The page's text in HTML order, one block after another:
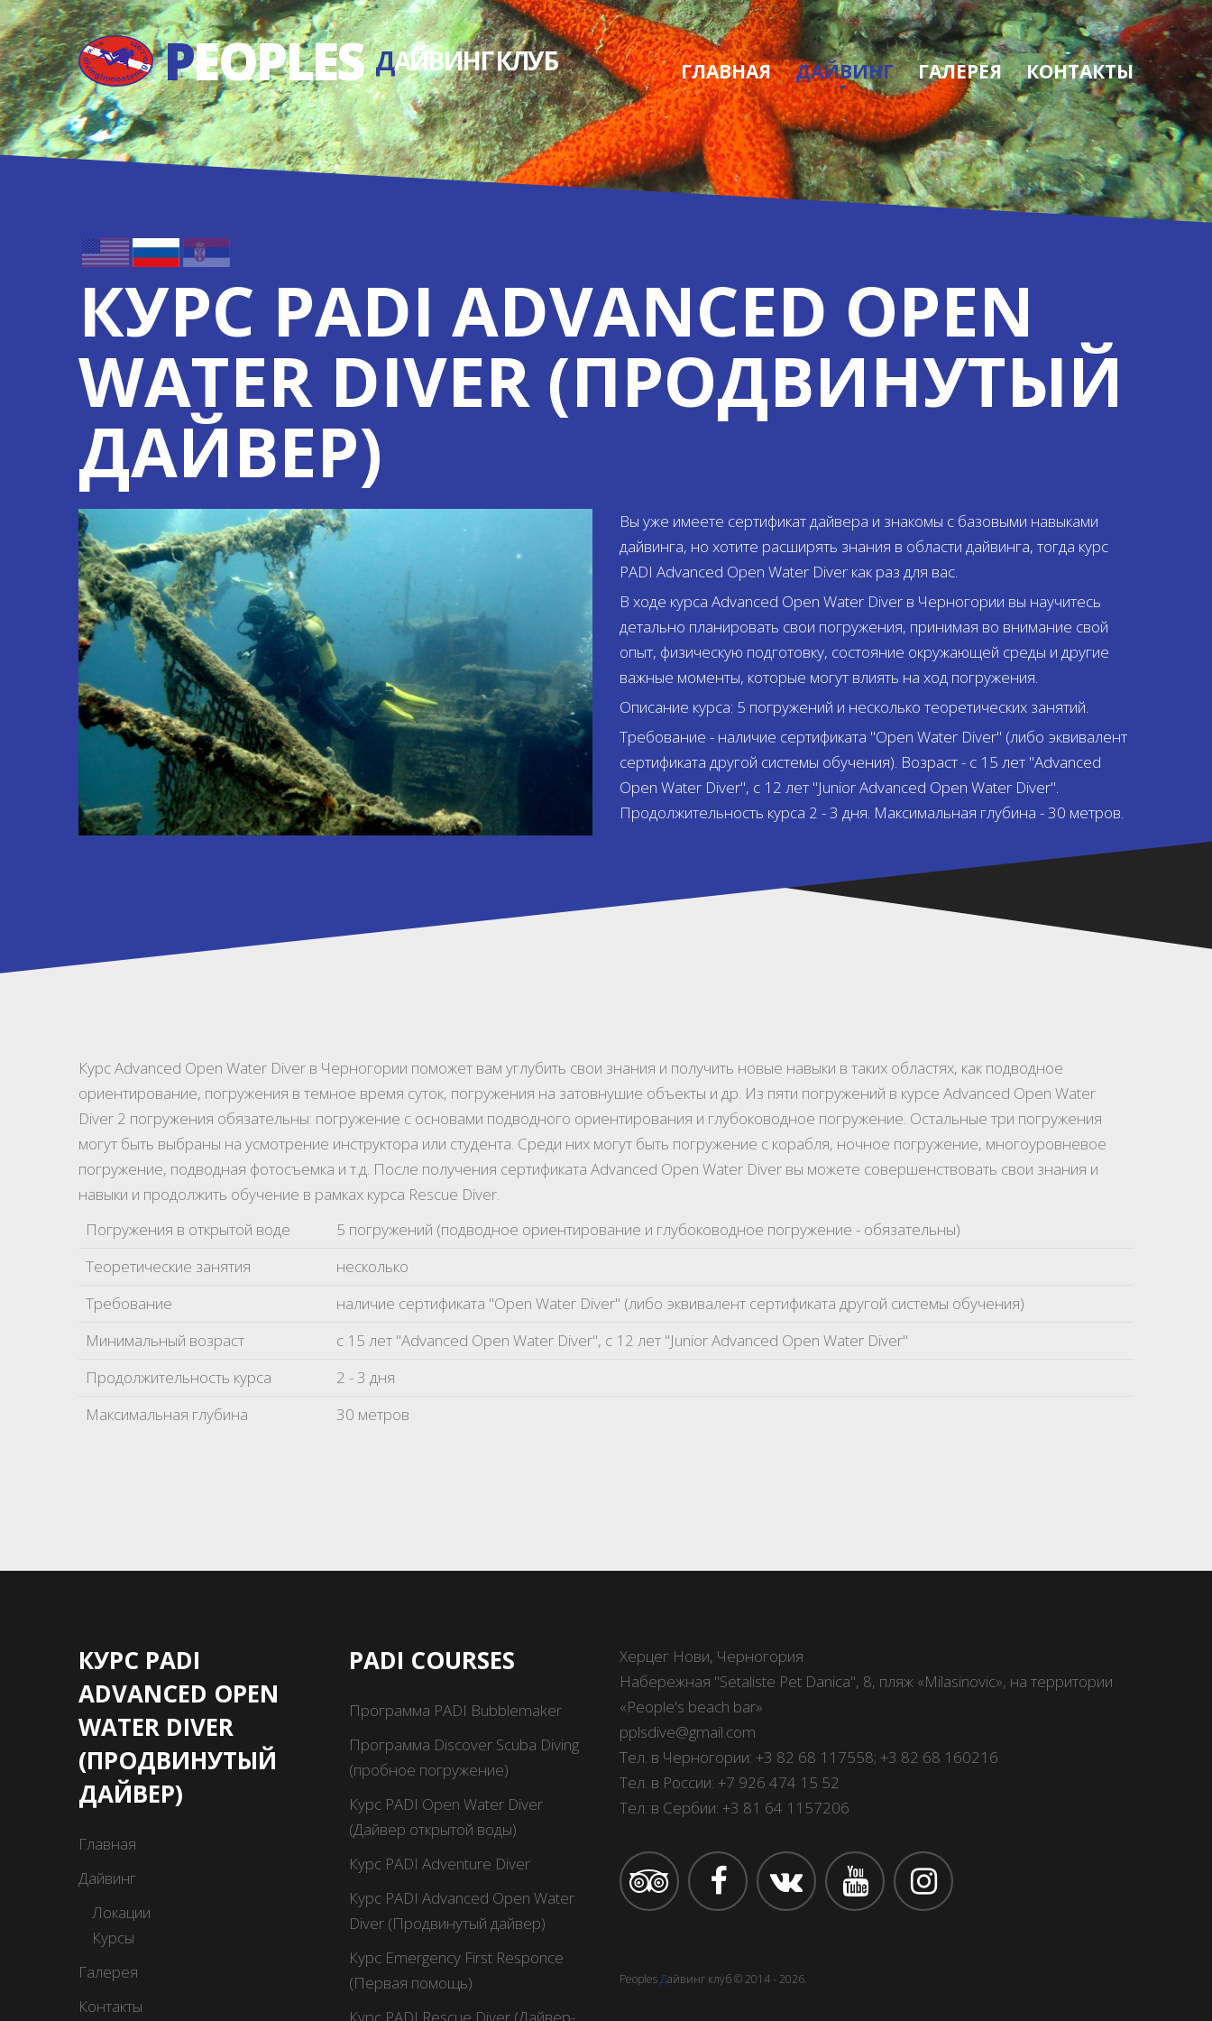
PEOPLES ДАЙВИНГ КЛУБ ГЛАВНАЯ ДАЙВИНГ ГАЛЕРЕЯ КОНТАКТЫ
КУРС PADI ADVANCED OPEN
WATER DIVER (ПРОДВИНУТЫЙ
ДАЙВЕР)
Вы уже имеете сертификат дайвера и знакомы с базовыми навыками
дайвинга, но хотите расширять знания в области дайвинга, тогда курс
PADI Advanced Open Water Diver как раз для вас.
В ходе курса Advanced Open Water Diver в Черногории вы научитесь
детально планировать свои погружения, принимая во внимание свой
опыт, физическую подготовку, состояние окружающей среды и другие
важные моменты, которые могут влиять на ход погружения.
Описание курса: 5 погружений и несколько теоретических занятий.
Требование - наличие сертификата "Open Water Diver" (либо эквивалент
сертификата другой системы обучения). Возраст - с 15 лет "Advanced
Open Water Diver", с 12 лет "Junior Advanced Open Water Diver".
Продолжительность курса 2 - 3 дня. Максимальная глубина - 30 метров.
Курс Advanced Open Water Diver в Черногории поможет вам углубить свои знания и получить новые навыки в таких областях, как подводное
ориентирование, погружения в темное время суток, погружения на затовнушие объекты и др. Из пяти погружений в курсе Advanced Open Water
Diver 2 погружения обязательны: погружение с основами подводного ориентирования и глубоководное погружение. Остальные три погружения
могут быть выбраны на усмотрение инструктора или студента. Среди них могут быть погружение с корабля, ночное погружение, многоуровневое
погружение, подводная фотосъемка и т.д. После получения сертификата Advanced Open Water Diver вы можете совершенствовать свои знания и
навыки и продолжить обучение в рамках курса Rescue Diver.
Погружения в открытой воде
5 погружений (подводное ориентирование и глубоководное погружение - обязательны)
Теоретические занятия
несколько
Требование
наличие сертификата "Open Water Diver" (либо эквивалент сертификата другой системы обучения)
Минимальный возраст
с 15 лет "Advanced Open Water Diver", с 12 лет "Junior Advanced Open Water Diver"
Продолжительность курса
2 - 3 дня
Максимальная глубина
30 метров
КУРС PADI
ADVANCED OPEN
WATER DIVER
(ПРОДВИНУТЫЙ
ДАЙВЕР)
Главная
Дайвинг
Локации
Курсы
Галерея
Контакты
PADI COURSES
Программа PADI Bubblemaker
Программа Discover Scuba Diving
(пробное погружение)
Курс PADI Open Water Diver
(Дайвер открытой воды)
Курс PADI Adventure Diver
Курс PADI Advanced Open Water
Diver (Продвинутый дайвер)
Курс Emergency First Responce
(Первая помощь)
Херцег Нови, Черногория
Набережная "Setaliste Pet Danica", 8, пляж «Milasinovic», на территории
«People's beach bar»
pplsdive@gmail.com
Тел. в Черногории: +3 82 68 117558; +3 82 68 160216
Тел. в России: +7 926 474 15 52
Тел. в Сербии: +3 81 64 1157206
PeoplesДайвинг клуб© 2014 - 2026.